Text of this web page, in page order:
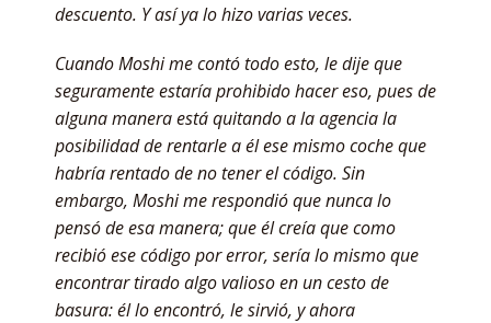
descuento. Y así ya lo hizo varias veces.
Cuando Moshi me contó todo esto, le dije que
seguramente estaría prohibido hacer eso, pues de
alguna manera está quitando a la agencia la
posibilidad de rentarle a él ese mismo coche que
habría rentado de no tener el código. Sin
embargo, Moshi me respondió que nunca lo
pensó de esa manera; que él creía que como
recibió ese código por error, sería lo mismo que
encontrar tirado algo valioso en un cesto de
basura: él lo encontró, le sirvió, y ahora